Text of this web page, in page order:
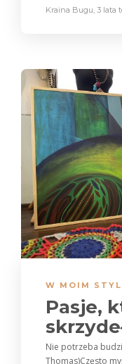
Kraina Bugu, 3 lata
W MOIM
Pasje,
Nie potrzeba
Thomas)Często